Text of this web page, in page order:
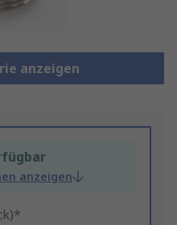
anzeigen
anzeigen